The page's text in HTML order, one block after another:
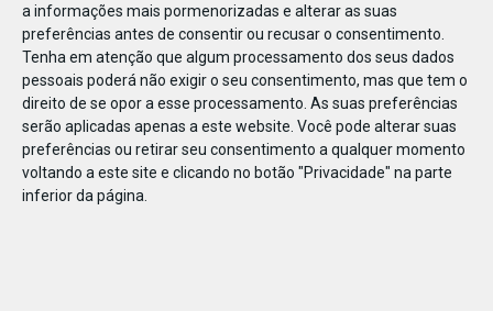
a informações mais pormenorizadas e alterar as suas
preferências antes de consentir ou recusar o consentimento.
Tenha em atenção que algum processamento dos seus dados
pessoais poderá não exigir o seu consentimento, mas que tem o
direito de se opor a esse processamento. As suas preferências
serão aplicadas apenas a este website. Você pode alterar suas
preferências ou retirar seu consentimento a qualquer momento
voltando a este site e clicando no botão "Privacidade" na parte
inferior da página.
85864707703259